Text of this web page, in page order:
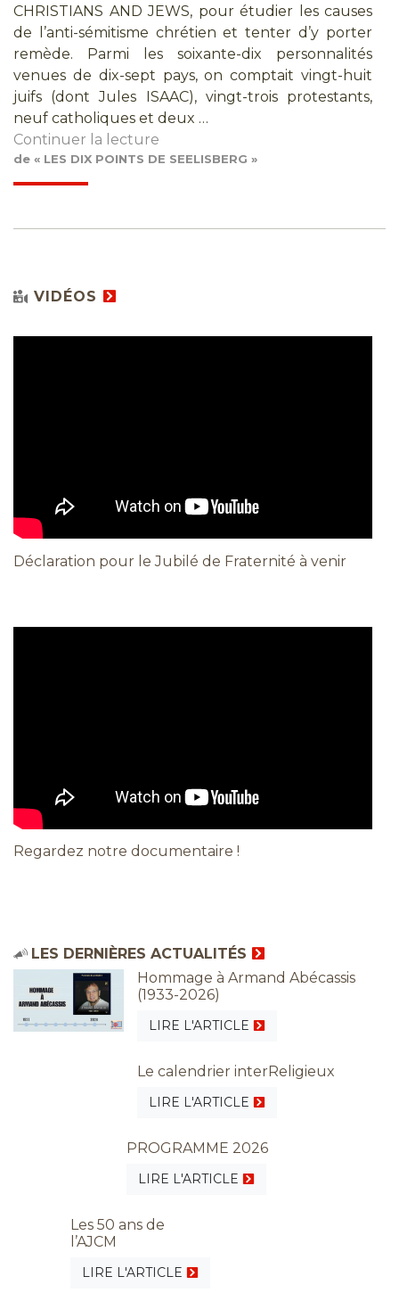
CHRISTIANS AND JEWS, pour étudier les causes
de l’anti-sémitisme chrétien et tenter d’y porter
remède. Parmi les soixante-dix personnalités
venues de dix-sept pays, on comptait vingt-huit
juifs (dont Jules ISAAC), vingt-trois protestants,
neuf catholiques et deux …
Continuer la lecture
de « LES DIX POINTS DE SEELISBERG »
VIDÉOS
Déclaration pour le Jubilé de Fraternité à venir
Regardez notre documentaire !
LES DERNIÈRES ACTUALITÉS
Hommage à Armand Abécassis
(1933-2026)
LIRE L'ARTICLE
Le calendrier interReligieux
LIRE L'ARTICLE
PROGRAMME 2026
LIRE L'ARTICLE
Les 50 ans de
l’AJCM
LIRE L'ARTICLE